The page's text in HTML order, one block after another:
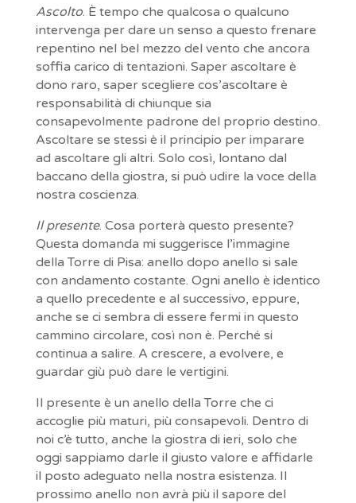
Ascolto. È tempo che qualcosa o qualcuno
intervenga per dare un senso a questo frenare
repentino nel bel mezzo del vento che ancora
soffia carico di tentazioni. Saper ascoltare è
dono raro, saper scegliere cos’ascoltare è
responsabilità di chiunque sia
consapevolmente padrone del proprio destino.
Ascoltare se stessi è il principio per imparare
ad ascoltare gli altri. Solo così, lontano dal
baccano della giostra, si può udire la voce della
nostra coscienza.
Il presente. Cosa porterà questo presente?
Questa domanda mi suggerisce l’immagine
della Torre di Pisa: anello dopo anello si sale
con andamento costante. Ogni anello è identico
a quello precedente e al successivo, eppure,
anche se ci sembra di essere fermi in questo
cammino circolare, così non è. Perché si
continua a salire. A crescere, a evolvere, e
guardar giù può dare le vertigini.
Il presente è un anello della Torre che ci
accoglie più maturi, più consapevoli. Dentro di
noi c’è tutto, anche la giostra di ieri, solo che
oggi sappiamo darle il giusto valore e affidarle
il posto adeguato nella nostra esistenza. Il
prossimo anello non avrà più il sapore del